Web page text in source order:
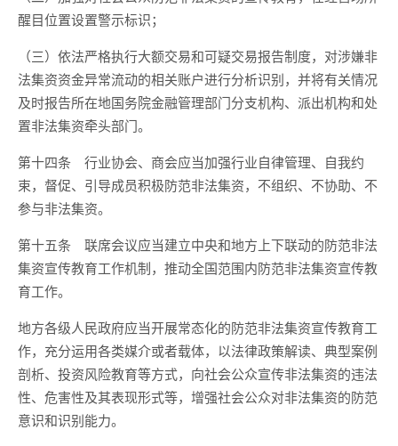
醒目位置设置警示标识；
（三）依法严格执行大额交易和可疑交易报告制度，对涉嫌非
法集资资金异常流动的相关账户进行分析识别，并将有关情况
及时报告所在地国务院金融管理部门分支机构、派出机构和处
置非法集资牵头部门。
第十四条 行业协会、商会应当加强行业自律管理、自我约
束，督促、引导成员积极防范非法集资，不组织、不协助、不
参与非法集资。
第十五条 联席会议应当建立中央和地方上下联动的防范非法
集资宣传教育工作机制，推动全国范围内防范非法集资宣传教
育工作。
地方各级人民政府应当开展常态化的防范非法集资宣传教育工
作，充分运用各类媒介或者载体，以法律政策解读、典型案例
剖析、投资风险教育等方式，向社会公众宣传非法集资的违法
性、危害性及其表现形式等，增强社会公众对非法集资的防范
意识和识别能力。